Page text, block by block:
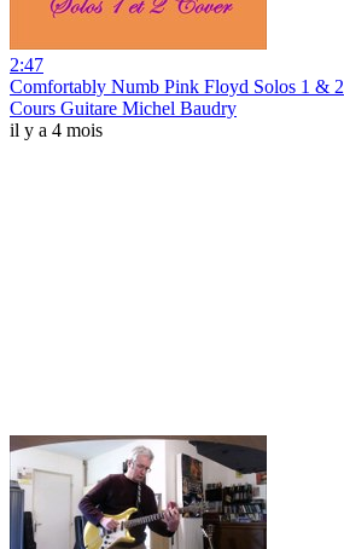
2:47
Comfortably Numb Pink Floyd Solos 1 & 2
Cours Guitare Michel Baudry
il y a 4 mois